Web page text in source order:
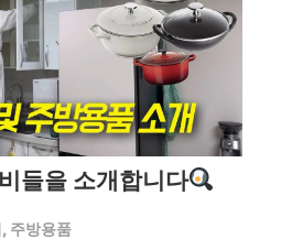
들을 소개합니다
, 주방용품